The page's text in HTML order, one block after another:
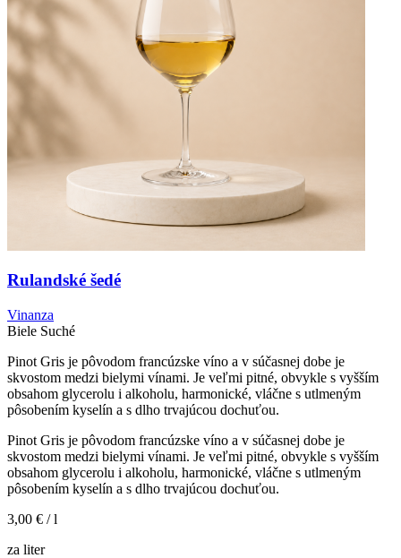
Rulandské šedé
Vinanza
Biele Suché
Pinot Gris je pôvodom francúzske víno a v súčasnej dobe je
skvostom medzi bielymi vínami. Je veľmi pitné, obvykle s vyšším
obsahom glycerolu i alkoholu, harmonické, vláčne s utlmeným
pôsobením kyselín a s dlho trvajúcou dochuťou.
Pinot Gris je pôvodom francúzske víno a v súčasnej dobe je
skvostom medzi bielymi vínami. Je veľmi pitné, obvykle s vyšším
obsahom glycerolu i alkoholu, harmonické, vláčne s utlmeným
pôsobením kyselín a s dlho trvajúcou dochuťou.
3,00 € / l
za liter